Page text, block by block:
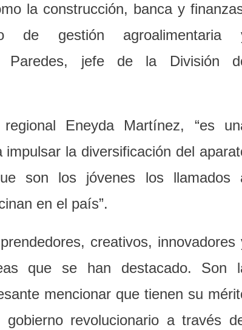
la construcción, banca y
de gestión agroalimentaria
Paredes, jefe de la División
Eneyda Martínez, “es
la diversificación del
son los jóvenes los llamados
en el país”.
creativos, innovadores
que se han destacado. Son
mencionar que tienen su
revolucionario a través